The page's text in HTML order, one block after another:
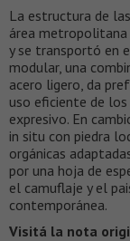
La estructura de
área metropolitana
y se transportó en
modular, una
acero ligero, da
uso eficiente de
expresivo. En
in situ con piedra
orgánicas
por una hoja de
el camuflaje y el
contemporánea.
Visitá la nota